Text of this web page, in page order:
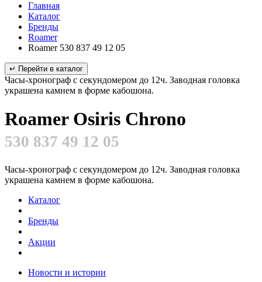
Главная
Каталог
Бренды
Roamer
Roamer 530 837 49 12 05
↵ Перейти в каталог
Часы-хронограф с секундомером до 12ч. Заводная головка
украшена камнем в форме кабошона.
Roamer Osiris Chrono
530 837 49 12 05
Часы-хронограф с секундомером до 12ч. Заводная головка
украшена камнем в форме кабошона.
Каталог
Бренды
Акции
Новости и истории